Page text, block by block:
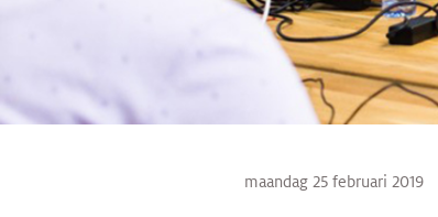
maandag 25 februari 2019